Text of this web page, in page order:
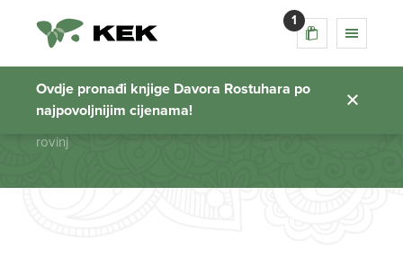
1
Ovdje pronađi knjige Davora Rostuhara po
najpovoljnijim cijenama!
rovinj
Početna stranica
rovinj